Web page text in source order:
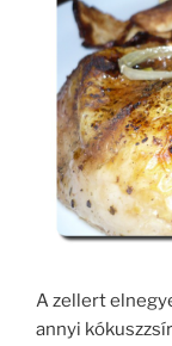
A zellert
annyi